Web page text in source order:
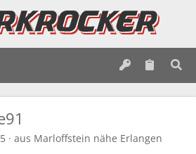
· aus Marloffstein nähe Erlangen